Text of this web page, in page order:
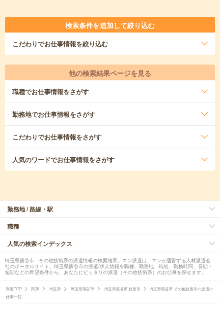
検索条件を追加して絞り込む
こだわりでお仕事情報を絞り込む
他の検索結果ページを見る
職種でお仕事情報をさがす
勤務地でお仕事情報をさがす
こだわりでお仕事情報をさがす
人気のワードでお仕事情報をさがす
勤務地 / 路線・駅
職種
人気の検索インデックス
埼玉県熊谷市 - その他技術系の派遣情報の検索結果。エン派遣は、エンが運営する人材派遣会
社のポータルサイト。埼玉県熊谷市の派遣/求人情報を職種、勤務地、時給、勤務時間、長期・
短期などの希望条件から、あなたにピッタリの派遣（その他技術系）のお仕事を探せます。
派遣TOP 関東 埼玉県 埼玉県熊谷市 埼玉県熊谷市 技術系
埼玉県熊谷市 その他技術系の派遣の
仕事一覧